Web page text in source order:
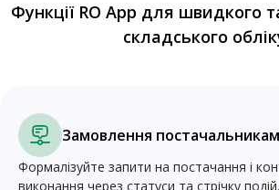
Функції RO App для швидкого
складського
Замовлення постачальникам
Формалізуйте запити на постачання і
виконання через статуси та стрічку подій.